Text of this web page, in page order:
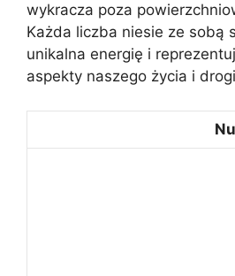
wykracza poza
Każda liczba niesie ze sobą
unikalna energię i
aspekty naszego życia i